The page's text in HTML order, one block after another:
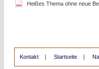
Heißes Thema ohne neue
Kontakt | Startseite |